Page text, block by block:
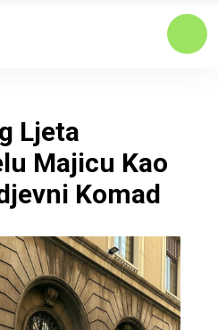
Ljeta
Majicu Kao
Komad